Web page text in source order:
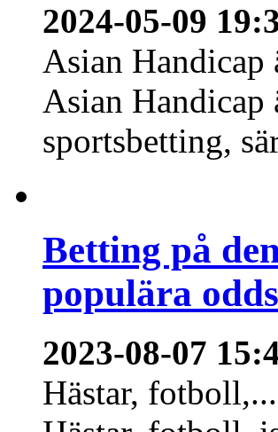
2024-05-09
Asian Handicap
Asian
sportsbetting,
Betting på
populära
2023-08-07
Hästar, fotboll,...